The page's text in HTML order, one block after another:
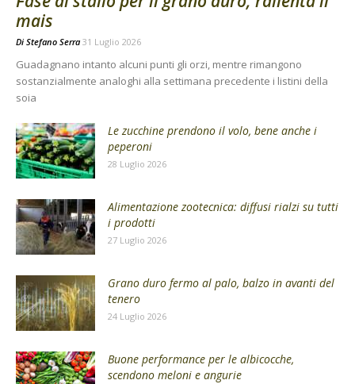
mais
Di Stefano Serra 31 Luglio 2026
Guadagnano intanto alcuni punti gli orzi, mentre rimangono
sostanzialmente analoghi alla settimana precedente i listini della
soia
Le zucchine prendono il volo, bene anche i
peperoni
28 Luglio 2026
Alimentazione zootecnica: diffusi rialzi su tutti
i prodotti
27 Luglio 2026
Grano duro fermo al palo, balzo in avanti del
tenero
24 Luglio 2026
Buone performance per le albicocche,
scendono meloni e angurie